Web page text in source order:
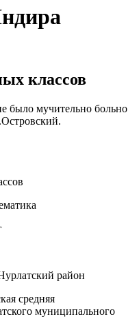
классов
было мучительно больно
район
средняя
муниципального